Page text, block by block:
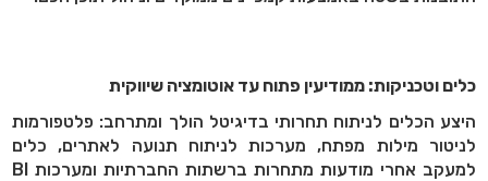
כלים וטכניקות: ממודיעין פתוח עד אוטומציה שיווקית
היצע הכלים לניתוח תחרותי בדיגיטל הולך ומתרחב: פלטפורמות
לניטור מילות מפתח, מערכות לניתוח תנועה לאתרים, כלים
למעקב אחרי מודעות מתחרות ברשתות החברתיות ומערכות BI